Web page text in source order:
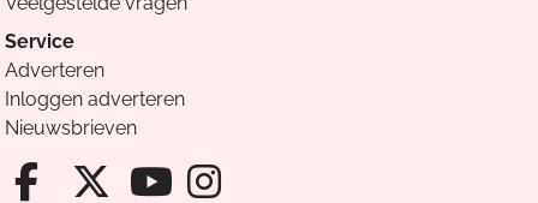
Service
Adverteren
Inloggen adverteren
Nieuwsbrieven
Facebook van Cvandaag
X van Cvandaag
Instagram van